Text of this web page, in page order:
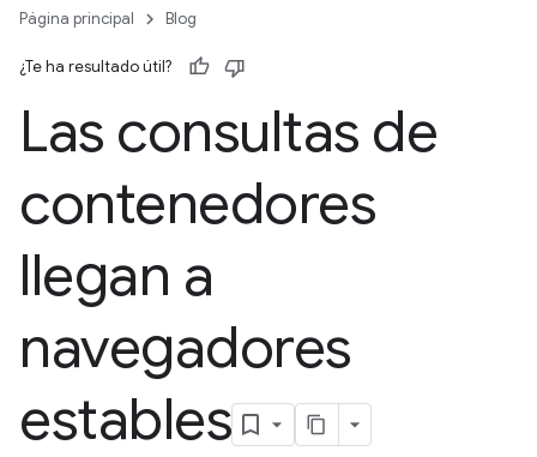
Página principal Blog
¿Te ha resultado útil?
Las consultas de
contenedores
llegan a
navegadores
estables